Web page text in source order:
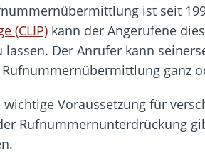
ist seit
(CLIP) kann der Angerufene
lassen. Der Anrufer kann
ganz
Voraussetzung für
Rufnummernunterdrückung